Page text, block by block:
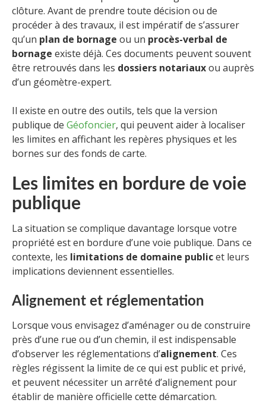
clôture. Avant de prendre toute décision ou de
procéder à des travaux, il est impératif de s’assurer
qu’un plan de bornage ou un procès-verbal de
bornage existe déjà. Ces documents peuvent souvent
être retrouvés dans les dossiers notariauxou auprès
d’un géomètre-expert.
Il existe en outre des outils, tels que la version
publique de Géofoncier, qui peuvent aider à localiser
les limites en affichant les repères physiques et les
bornes sur des fonds de carte.
Les limites en bordure de voie
publique
La situation se complique davantage lorsque votre
propriété est en bordure d’une voie publique. Dans ce
contexte, les limitations de domaine publicet leurs
implications deviennent essentielles.
Alignement et réglementation
Lorsque vous envisagez d’aménager ou de construire
près d’une rue ou d’un chemin, il est indispensable
d’observer les réglementations d’alignement. Ces
règles régissent la limite de ce qui est public et privé,
et peuvent nécessiter un arrêté d’alignement pour
établir de manière officielle cette démarcation.